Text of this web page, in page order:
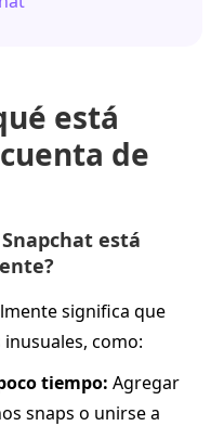
está
de
está
significa que
como:
tiempo: Agregar
snaps o unirse a